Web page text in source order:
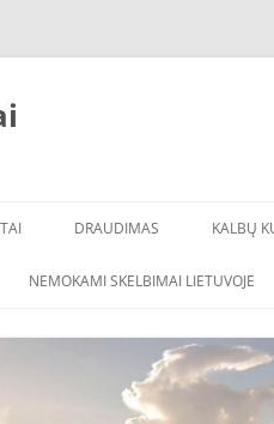
DRAUDIMAS KALBŲ
NEMOKAMI SKELBIMAI LIETUVOJE